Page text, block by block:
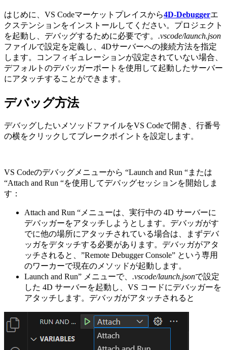
はじめに、VS Codeマーケットプレイスから4D-Debuggerエ
クステンションをインストールしてください。プロジェクト
を起動し、デバッグするために必要です。 .vscode/launch.json
ファイルで設定を定義し、4Dサーバーへの接続方法を指定
します。コンフィギュレーションが設定されていない場合、
デフォルトのデバッガーポートを使用して起動したサーバー
にアタッチすることができます。
デバッグ方法
デバッグしたいメソッドファイルをVS Codeで開き、行番号
の横をクリックしてブレークポイントを設定します。
VS Codeのデバッグメニューから “Launch and Run “または
“Attach and Run “を使用してデバッグセッションを開始しま
す：
Attach and Run “メニューは、実行中の 4D サーバーに
デバッガーをアタッチしようとします。デバッガがす
でに他の場所にアタッチされている場合は、まずデバ
ッガをデタッチする必要があります。デバッガがアタ
ッチされると、”Remote Debugger Console” という専用
のワーカーで現在のメソッドが起動します。
Launch and Run” メニューで、 .vscode/launch.jsonで設定
した 4D サーバーを起動し、VS コードにデバッガーを
アタッチします。デバッガがアタッチされると